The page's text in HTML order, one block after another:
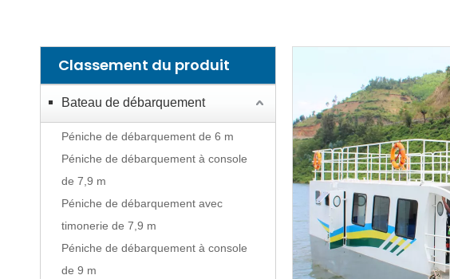
Classement du produit
Bateau de débarquement
Péniche de débarquement de 6 m
Péniche de débarquement à console
de 7,9 m
Péniche de débarquement avec
timonerie de 7,9 m
Péniche de débarquement à console
de 9 m